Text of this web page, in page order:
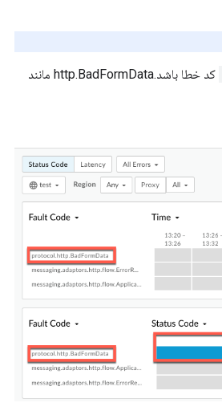
کد خطا باشد.http.BadFormData مانند